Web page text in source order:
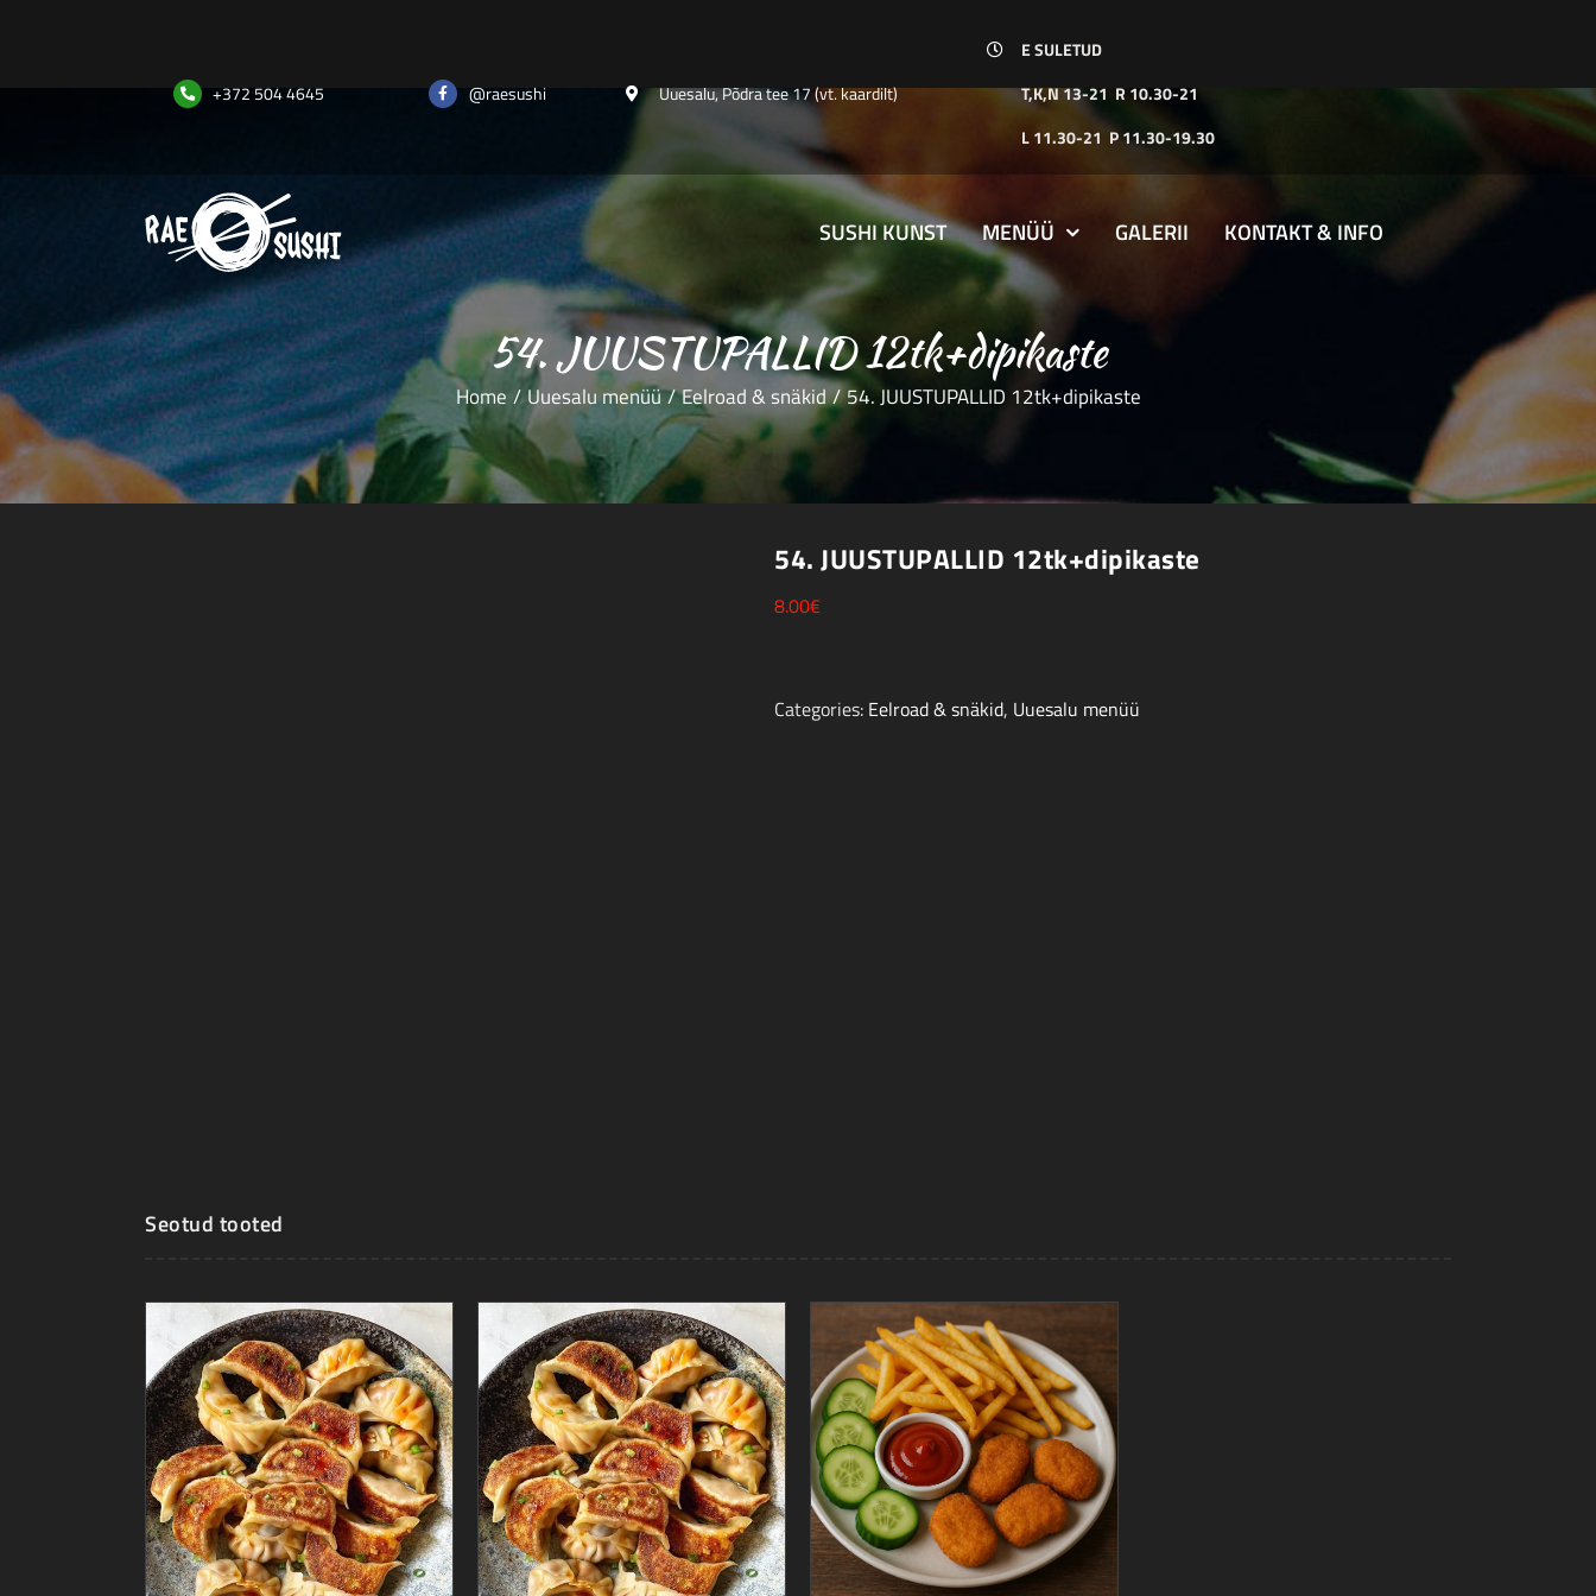
+372 504 4645 @raesushi Uuesalu, Põdra tee 17 (vt. kaardilt)
E SULETUD
T,K,N 13-21 R 10.30-21
L 11.30-21 P 11.30-19.30
SUSHI KUNST MENÜÜ GALERII KONTAKT & INFO
54.JUUSTUPALLID 12tk+dipikaste
Home / Uuesalu menüü/Eelroad & snäkid/ 54. JUUSTUPALLID 12tk+dipikaste
54. JUUSTUPALLID 12tk+dipikaste
8.00€
Categories: Eelroad & snäkid, Uuesalu menüü
Seotud tooted